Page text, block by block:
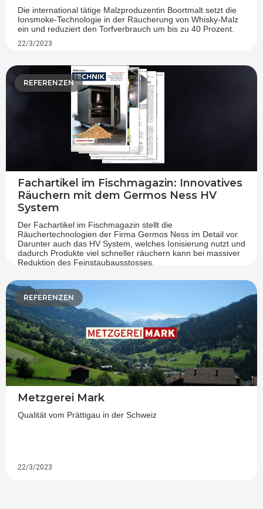
Die international tätige Malzproduzentin Boortmalt setzt die
Ionsmoke-Technologie in der Räucherung von Whisky-Malz
ein und reduziert den Torfverbrauch um bis zu 40 Prozent.
22/3/2023
REFERENZEN
Fachartikel im Fischmagazin: Innovatives
Räuchern mit dem Germos Ness HV
System
Der Fachartikel im Fischmagazin stellt die
Räuchertechnologien der Firma Germos Ness im Detail vor.
Darunter auch das HV System, welches Ionisierung nutzt und
dadurch Produkte viel schneller räuchern kann bei massiver
Reduktion des Feinstaubausstosses.
REFERENZEN
Metzgerei Mark
Qualität vom Prättigau in der Schweiz
22/3/2023